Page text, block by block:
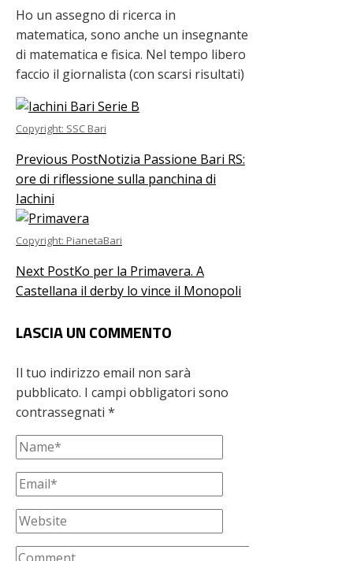
Ho un assegno di ricerca in
matematica, sono anche un insegnante
di matematica e fisica. Nel tempo libero
faccio il giornalista (con scarsi risultati)
Copyright: SSC Bari
Previous PostNotizia Passione Bari RS:
ore di riflessione sulla panchina di
Iachini
Copyright: PianetaBari
Next PostKo per la Primavera. A
Castellana il derby lo vince il Monopoli
LASCIA UN COMMENTO
Il tuo indirizzo email non sarà
pubblicato. I campi obbligatori sono
contrassegnati *